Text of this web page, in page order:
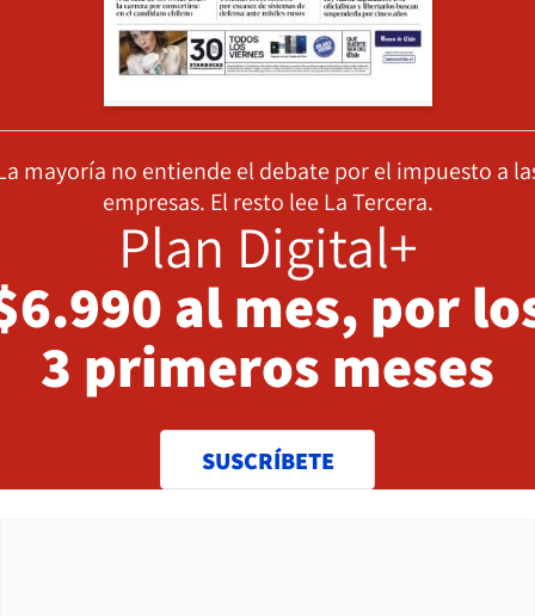
mayoría no entiende el debate por el impuesto a
empresas. El resto lee La Tercera.
Plan Digital+
al mes, por
3 primeros meses
SUSCRÍBETE